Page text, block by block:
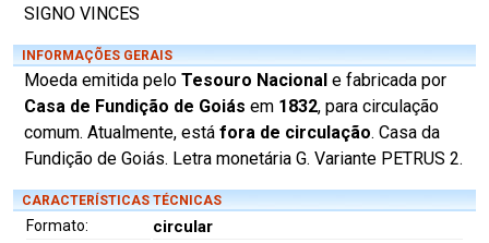
SIGNO VINCES
INFORMAÇÕES GERAIS
Moeda emitida pelo Tesouro Nacional e fabricada por
Casa de Fundição de Goiás em 1832, para circulação
comum. Atualmente, está fora de circulação. Casa da
Fundição de Goiás. Letra monetária G. Variante PETRUS 2.
CARACTERÍSTICAS TÉCNICAS
Formato: circular